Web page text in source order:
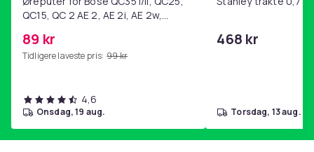
Farge
Vekt, gram
27d3fee2-5896-57cc-b6b2-869e7fa1e8be
Produktsikkerhetsinformasjon
QC15, QC 2 AE 2, AE 2i, AE 2w,
89 kr
Tidligere laveste pris: 99 kr
4,6
onsdag, 19 aug.
468 kr
torsdag, 13 aug.